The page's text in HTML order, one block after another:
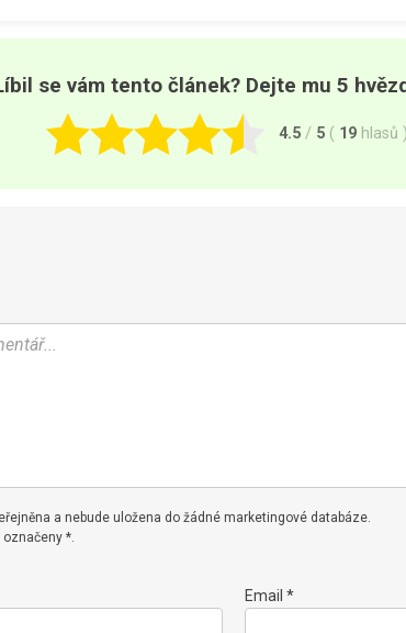
se vám tento článek? Dejte mu 5
4.5 / 5 ( 19 hlasů )
a nebude uložena do žádné marketingové databáze.
*.
Email *